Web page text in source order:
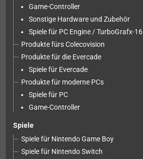
Game-Controller
Sonstige Hardware und Zubehör
Spiele für PC Engine / TurboGrafx-16
Produkte fürs Colecovision
Produkte für die Evercade
Spiele für Evercade
Produkte für moderne PCs
Spiele für PC
Game-Controller
Spiele
Spiele für Nintendo Game Boy
Spiele für Nintendo Switch